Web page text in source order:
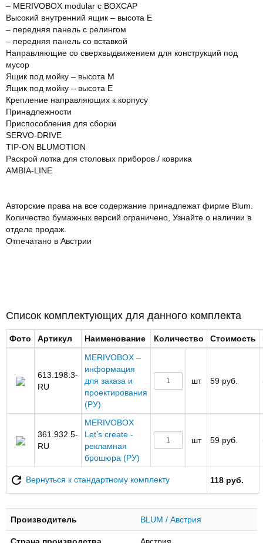
– MERIVOBOX modular с BOXCAP
Высокий внутренний ящик – высота E
– передняя панель с релингом
– передняя панель со вставкой
Направляющие со сверхвыдвижением для конструкций под
мусор
Ящик под мойку – высота M
Ящик под мойку – высота E
Крeплeниe направляющих к корпусу
Принадлежности
Приспособления для сборки
SERVO-DRIVE
TIP-ON BLUMOTION
Раскрой лотка для столовых приборов / коврика
AMBIA-LINE
Авторские права на все содержание принадлежат фирме Blum.
Количество бумажных версий ограничено, Узнайте о наличии в
отделе продаж.
Отпечатано в Австрии
Список комплектующих для данного комплекта
Фото Артикул Наименование Количество Стоимость
613.198.3-
RU
MERIVOBOX –
информация
для заказа и
проектирования
(РУ)
шт 59 руб.
361.932.5-
RU
MERIVOBOX
Let’s create -
рекламная
брошюра (РУ)
шт 59 руб.
Вернуться к стандартному комплекту 118 руб.
Производитель BLUM / Австрия
Страна производства Австрия